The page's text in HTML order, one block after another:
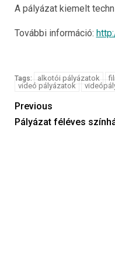
A pályázat kiemelt
További információ:
Tags: alkotói pályázatok
videó pályázatok
Previous
Pályázat féléves